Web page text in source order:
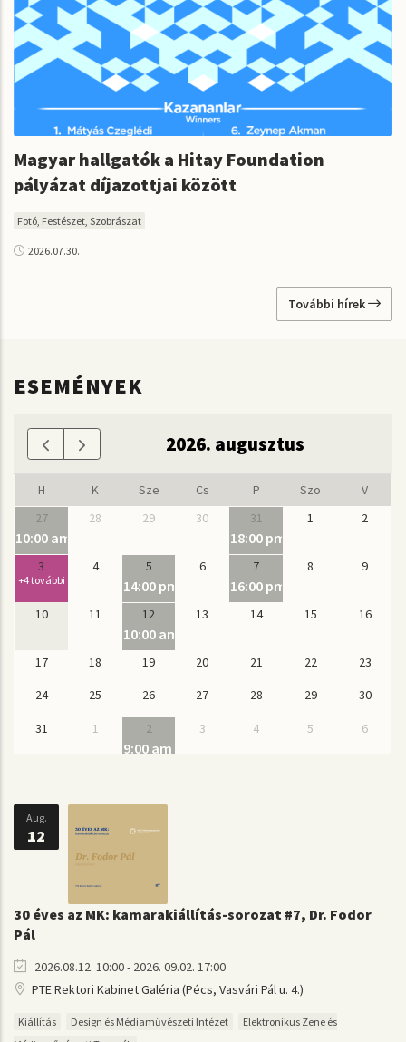
Magyar hallgatók a Hitay Foundation
pályázat díjazottjai között
Fotó, Festészet, Szobrászat
2026.07.30.
További hírek
ESEMÉNYEK
2026. augusztus
H K Sze Cs P Szo
V
27
28 29 30 31 1 2
10:00 am 18:00 pm
3 4 5 6 7 8 9
+4 további 14:00 pm Vasarely pihenősziget az Ördögkatlan
16:00 pm
10 11 12 13 14 15 16
10:00 am
17 18 19 20 21 22 23
24 25 26 27 28 29 30
31 1 2 3 4 5 6
9:00 am
Aug.
12
30 éves az MK: kamarakiállítás-sorozat #7, Dr. Fodor
Pál
2026.08.12. 10:00 - 2026. 09.02. 17:00
PTE Rektori Kabinet Galéria (Pécs, Vasvári Pál u. 4.)
Kiállítás Design és Médiaművészeti Intézet
Elektronikus Zene és